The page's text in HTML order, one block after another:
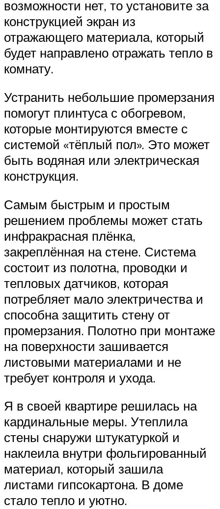
возможности нет, то установите за
конструкцией экран из
отражающего материала, который
будет направлено отражать тепло в
комнату.
Устранить небольшие промерзания
помогут плинтуса с обогревом,
которые монтируются вместе с
системой «тёплый пол». Это может
быть водяная или электрическая
конструкция.
Самым быстрым и простым
решением проблемы может стать
инфракрасная плёнка,
закреплённая на стене. Система
состоит из полотна, проводки и
тепловых датчиков, которая
потребляет мало электричества и
способна защитить стену от
промерзания. Полотно при монтаже
на поверхности зашивается
листовыми материалами и не
требует контроля и ухода.
Я в своей квартире решилась на
кардинальные меры. Утеплила
стены снаружи штукатуркой и
наклеила внутри фольгированный
материал, который зашила
листами гипсокартона. В доме
стало тепло и уютно.